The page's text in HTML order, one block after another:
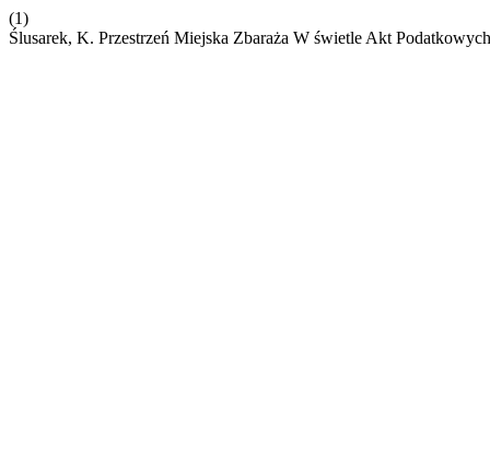
(1)
Ślusarek, K. Przestrzeń Miejska Zbaraża W świetle Akt